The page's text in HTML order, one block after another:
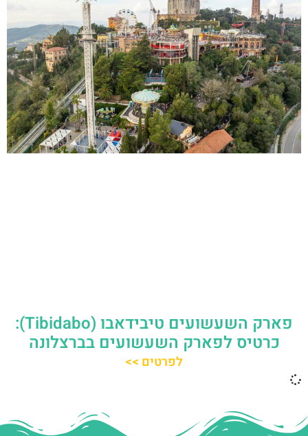
פארק השעשועים טיבידאבו (Tibidabo):
כרטיס לפארק השעשועים בברצלונה
לפרטים >>